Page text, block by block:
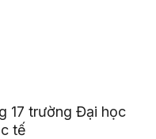
17 trường Đại học
tế